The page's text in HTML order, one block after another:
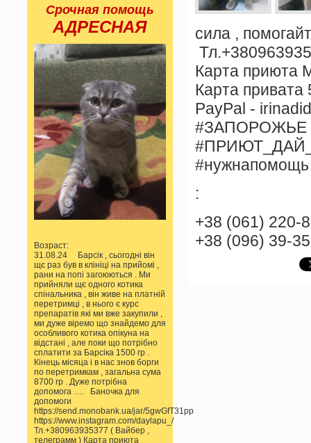
Срочная помощь
АДРЕСНАЯ
Возраст:
31.08.24 Барсік , сьогодні він
щє раз був в клініці на прийомі ,
рани на попі загоюються . Ми
прийняли щє одного котика
спінальника , він живе на платній
перетримці , в нього є курс
препаратів які ми вже закупили ,
ми дуже віремо що знайдемо для
особливого котика опікуна на
відстані , але поки що потрібно
сплатити за Барсіка 1500 гр .
Кінець місяца і в нас знов борги
по перетримкам , загальна сума
8700 гр . Дуже потрібна
допомога …. Баночка для
допомоги
https://send.monobank.ua/jar/5gwGfT31pp
https://www.instagram.com/daylapu_/
Тл.+380963935377 ( Вайбер ,
телеграмм ) Карта приюта
сила ,
Карта
Карта
PayPal -
#ЗАПОРОЖЬЕ
#нужнапомощь
:
+38 (061) 220-
+38 (096) 39-